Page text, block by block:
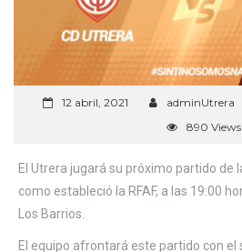
12 abril, 2021 adminUtrera
890 Views
El Utrera jugará su próximo partido de
como estableció la RFAF, a las 19:00
Los Barrios.
El equipo afrontará este partido con el